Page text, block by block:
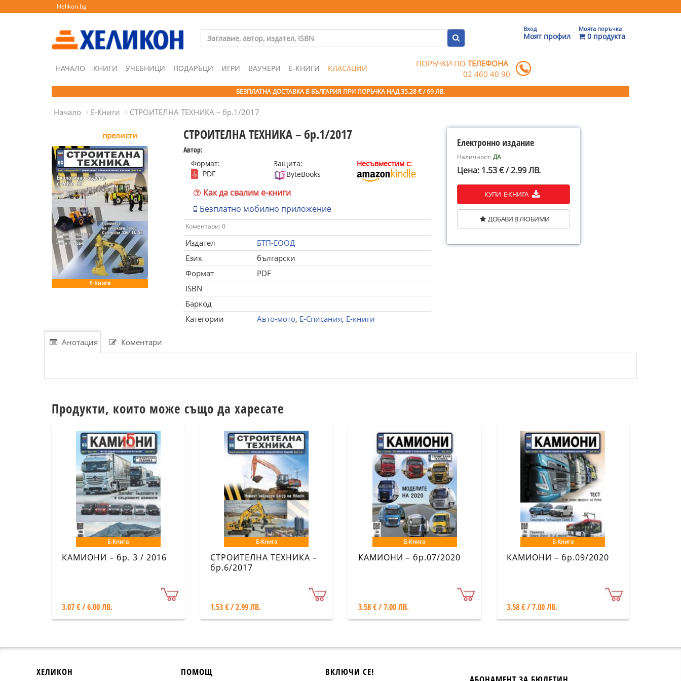
Helikon.bg
Вход
Моят профил
Моята поръчка
0 продукта
НАЧАЛО КНИГИ УЧЕБНИЦИ ПОДАРЪЦИ ИГРИ ВАУЧЕРИ Е-КНИГИ КЛАСАЦИИ ПОРЪЧКИ ПОТЕЛЕФОНА
02 460 40 90
БЕЗПЛАТНА ДОСТАВКА В БЪЛГАРИЯ ПРИ ПОРЪЧКА НАД 35.28 € / 69 ЛВ.
Начало Е-Книги СТРОИТЕЛНА ТЕХНИКА – бр.1/2017
прелисти
Е-Книга
СТРОИТЕЛНА ТЕХНИКА – бр.1/2017
Автор:
Формат:
PDF
Защита:
ByteBooks
Несъвместим с:
Как да свалим е-книги
Безплатно мобилно приложение
Коментари: 0
Издател
БТП-ЕООД
Език
български
Формат
PDF
ISBN
Баркод
Категории
Авто-мото, Е-Списания, Е-книги
Електронно издание
Наличност:ДА
Цена: 1.53 € / 2.99 ЛВ.
КУПИ Е-КНИГА
ДОБАВИ В ЛЮБИМИ
Анотация Коментари
Продукти, които може също да харесате
Е-Книга
КАМИОНИ – бр. 3 / 2016
3.07 € / 6.00 ЛВ.
Е-Книга
СТРОИТЕЛНА ТЕХНИКА –
бр.6/2017
1.53 € / 2.99 ЛВ.
Е-Книга
КАМИОНИ – бр.07/2020
3.58 € / 7.00 ЛВ.
Е-Книга
КАМИОНИ – бр.09/2020
3.58 € / 7.00 ЛВ.
ХЕЛИКОН ПОМОЩ ВКЛЮЧИ СЕ!